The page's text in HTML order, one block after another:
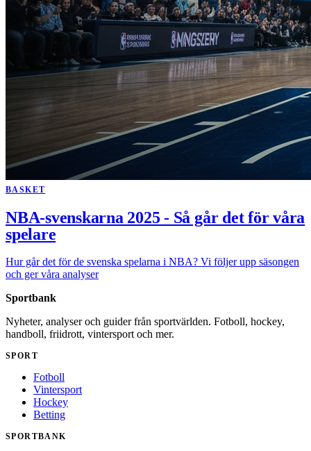
BASKET
NBA-svenskarna 2025 - Så går det för våra
spelare
Hur går det för de svenska spelarna i NBA? Vi följer upp säsongen
och ger våra analyser
Sportbank
Nyheter, analyser och guider från sportvärlden. Fotboll, hockey,
handboll, friidrott, vintersport och mer.
SPORT
Fotboll
Vintersport
Hockey
Betting
SPORTBANK